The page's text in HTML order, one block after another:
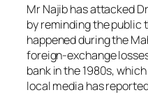
Mr Najib has attacked
by reminding the public
happened during the
foreign-exchange
bank in the 1980s,
local media has